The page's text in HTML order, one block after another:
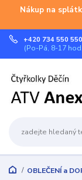
Nákup na
+420 734 550 550
(Po-Pá, 8-17
OBLEČENÍ a